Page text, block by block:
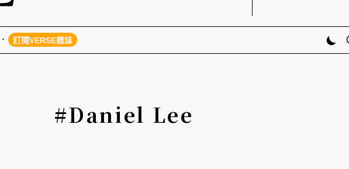
訂閱VERSE雜誌
#Daniel Lee